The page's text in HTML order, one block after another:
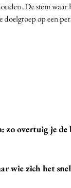
De stem
doelgroep op een
zo overtuig je de
wie zich het